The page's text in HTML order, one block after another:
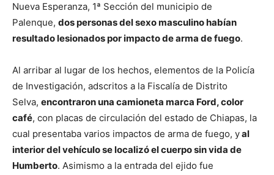
Nueva Esperanza, 1ª Sección del municipio de
Palenque, dos personas del sexo masculino habían
resultado lesionados por impacto de arma de fuego.
Al arribar al lugar de los hechos, elementos de la Policía
de Investigación, adscritos a la Fiscalía de Distrito
Selva, encontraron una camioneta marca Ford, color
café, con placas de circulación del estado de Chiapas, la
cual presentaba varios impactos de arma de fuego, yal
interior del vehículo se localizó el cuerpo sin vida de
Humberto. Asimismo a la entrada del ejido fue